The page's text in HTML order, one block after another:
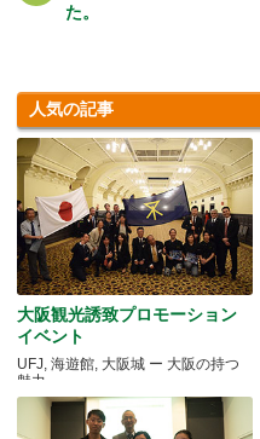
た。
人気の記事
大阪観光誘致プロモーション
イベント
UFJ, 海遊館, 大阪城 ー 大阪の持つ
魅力